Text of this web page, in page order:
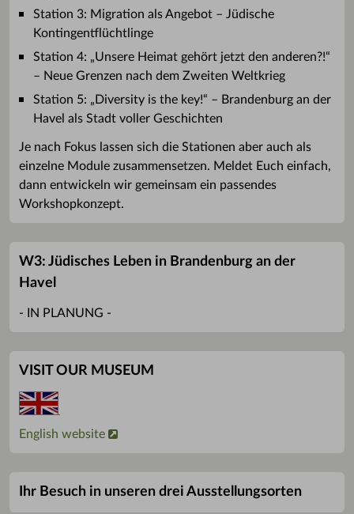
Station 3: Migration als Angebot – Jüdische
Kontingentflüchtlinge
Station 4: „Unsere Heimat gehört jetzt den anderen?!“
– Neue Grenzen nach dem Zweiten Weltkrieg
Station 5: „Diversity is the key!“ – Brandenburg an der
Havel als Stadt voller Geschichten
Je nach Fokus lassen sich die Stationen aber auch als
einzelne Module zusammensetzen. Meldet Euch einfach,
dann entwickeln wir gemeinsam ein passendes
Workshopkonzept.
W3: Jüdisches Leben in Brandenburg an der
Havel
- IN PLANUNG -
VISIT OUR MUSEUM
English website
Ihr Besuch in unseren drei Ausstellungsorten